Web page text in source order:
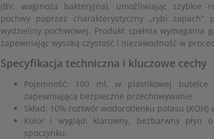
(BV, waginoza bakteryjna), umożliwiając szybkie
pochwy poprzez charakterystyczny „rybi
wydzieliny pochwowej. Produkt spełnia wymagania
zapewniając wysoką czystość i niezawodność w
Specyfikacja techniczna i kluczowe cechy
Pojemność: 100 ml, w plastikowej butelce
zapewniającą bezpieczne przechowywanie.
Skład: 10% roztwór wodorotlenku potasu (KOH)
Kolor i wygląd: klarowny, bezbarwny płyn
spoczynku.